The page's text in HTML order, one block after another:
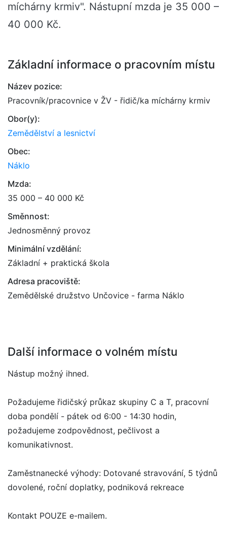
míchárny krmiv". Nástupní mzda je 35 000 –
40 000 Kč.
Základní informace o pracovním místu
Název pozice:
Pracovník/pracovnice v ŽV - řidič/ka míchárny krmiv
Obor(y):
Zemědělství a lesnictví
Obec:
Náklo
Mzda:
35 000 – 40 000 Kč
Směnnost:
Jednosměnný provoz
Minimální vzdělání:
Základní + praktická škola
Adresa pracoviště:
Zemědělské družstvo Unčovice - farma Náklo
Další informace o volném místu
Nástup možný ihned.
Požadujeme řidičský průkaz skupiny C a T, pracovní
doba pondělí - pátek od 6:00 - 14:30 hodin,
požadujeme zodpovědnost, pečlivost a
komunikativnost.
Zaměstnanecké výhody: Dotované stravování, 5 týdnů
dovolené, roční doplatky, podniková rekreace
Kontakt POUZE e-mailem.